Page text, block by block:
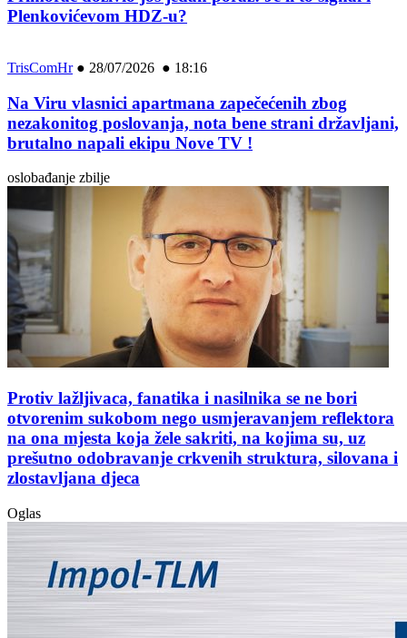
Plenkovićevom HDZ-u?
TrisComHr● 28/07/2026 ● 18:16
Na Viru vlasnici apartmana zapečećenih zbog
nezakonitog poslovanja, nota bene strani državljani,
brutalno napali ekipu Nove TV !
oslobađanje zbilje
Protiv lažljivaca, fanatika i nasilnika se ne bori
otvorenim sukobom nego usmjeravanjem reflektora
na ona mjesta koja žele sakriti, na kojima su, uz
prešutno odobravanje crkvenih struktura, silovana i
zlostavljana djeca
Oglas